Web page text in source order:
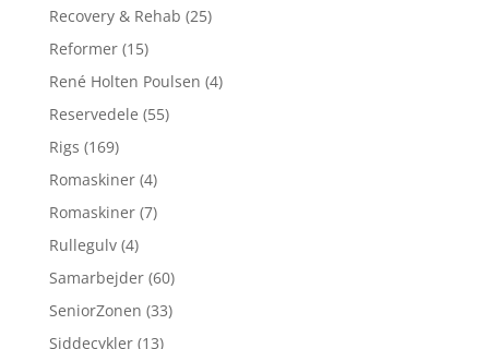
Recovery & Rehab (25)
Reformer (15)
René Holten Poulsen (4)
Reservedele (55)
Rigs (169)
Romaskiner (4)
Romaskiner (7)
Rullegulv (4)
Samarbejder (60)
SeniorZonen (33)
Siddecykler (13)